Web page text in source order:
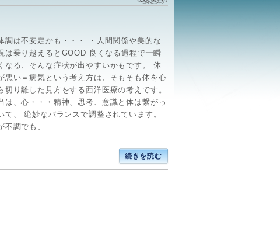
調は不安定かも・・・ ・人間関係や美的な
は乗り越えるとGOOD 良くなる過程で一瞬
なる、そんな症状が出やすいかもです。 体
悪い＝病気という考え方は、そもそも体を心
切り離した見方をする西洋医療の考えです。
は、心・・・精神、思考、意識と体は繋がっ
て、 絶妙なバランスで調整されています。
不調でも、...
続きを読む